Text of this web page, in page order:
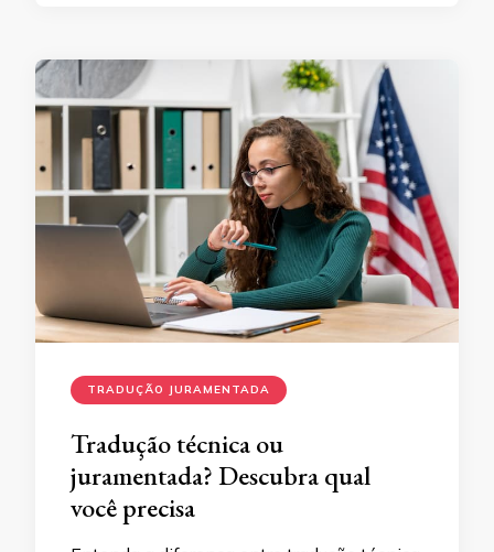
TRADUÇÃO JURAMENTADA
Tradução técnica ou
juramentada? Descubra qual
você precisa